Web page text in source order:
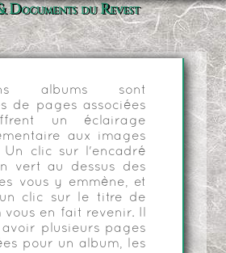
Documents du Revest
albums sont
de pages associées
un éclairage
aux images
Un clic sur l'encadré
vert au dessus des
vous y emmène, et
clic sur le titre de
vous en fait revenir. Il
plusieurs pages
pour un album, les